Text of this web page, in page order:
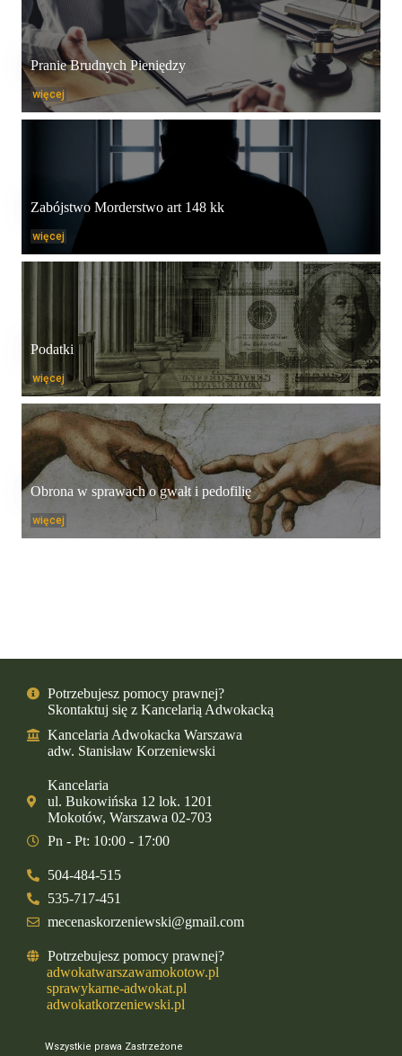
Pranie Brudnych Pieniędzy
więcej
Zabójstwo Morderstwo art 148 kk
więcej
Podatki
więcej
Obrona w sprawach o gwałt i pedofilię
więcej
Potrzebujesz pomocy prawnej?
Skontaktuj się z Kancelarią Adwokacką
Kancelaria Adwokacka Warszawa
adw. Stanisław Korzeniewski
Kancelaria
ul. Bukowińska 12 lok. 1201
Mokotów, Warszawa 02-703
Pn - Pt: 10:00 - 17:00
504-484-515
535-717-451
mecenaskorzeniewski@gmail.com
Potrzebujesz pomocy prawnej?
adwokatwarszawamokotow.pl
sprawykarne-adwokat.pl
adwokatkorzeniewski.pl
Wszystkie prawa Zastrzeżone